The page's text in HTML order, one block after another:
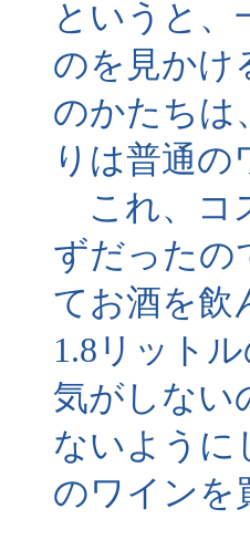
というと、
のを見かけ
のかたちは
りは普通
これ、コ
ずだったの
てお酒を飲
1.8リット
気がしない
ないよう
のワインを